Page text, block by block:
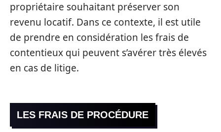
propriétaire souhaitant préserver son
revenu locatif. Dans ce contexte, il est utile
de prendre en considération les frais de
contentieux qui peuvent s’avérer très élevés
en cas de litige.
LES FRAIS DE PROCÉDURE